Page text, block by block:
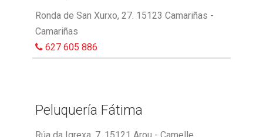
Ronda de San Xurxo, 27. 15123 Camariñas -
Camariñas
627 605 886
Peluquería Fátima